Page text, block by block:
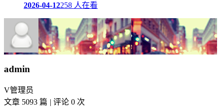
2026-04-12258 人在看
admin
V管理员
文章 5093 篇 | 评论 0 次